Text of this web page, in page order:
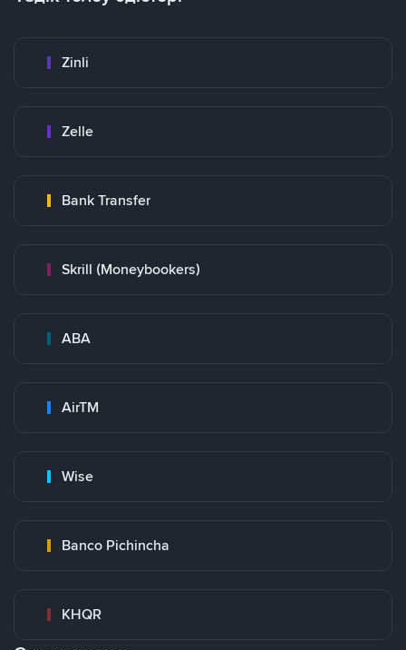
Zinli
Zelle
Bank Transfer
Skrill (Moneybookers)
ABA
AirTM
Wise
Banco Pichincha
KHQR